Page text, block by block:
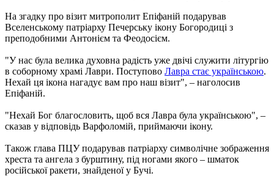
На згадку про візит митрополит Епіфаній подарував
Вселенському патріарху Печерську ікону Богородиці з
преподобними Антонієм та Феодосієм.
"У нас була велика духовна радість уже двічі служити літургію
в соборному храмі Лаври. Поступово Лавра стає українською.
Нехай ця ікона нагадує вам про наш візит", – наголосив
Епіфаній.
"Нехай Бог благословить, щоб вся Лавра була українською", –
сказав у відповідь Варфоломій, приймаючи ікону.
Також глава ПЦУ подарував патріарху символічне зображення
хреста та ангела з бурштину, під ногами якого – шматок
російської ракети, знайденої у Бучі.